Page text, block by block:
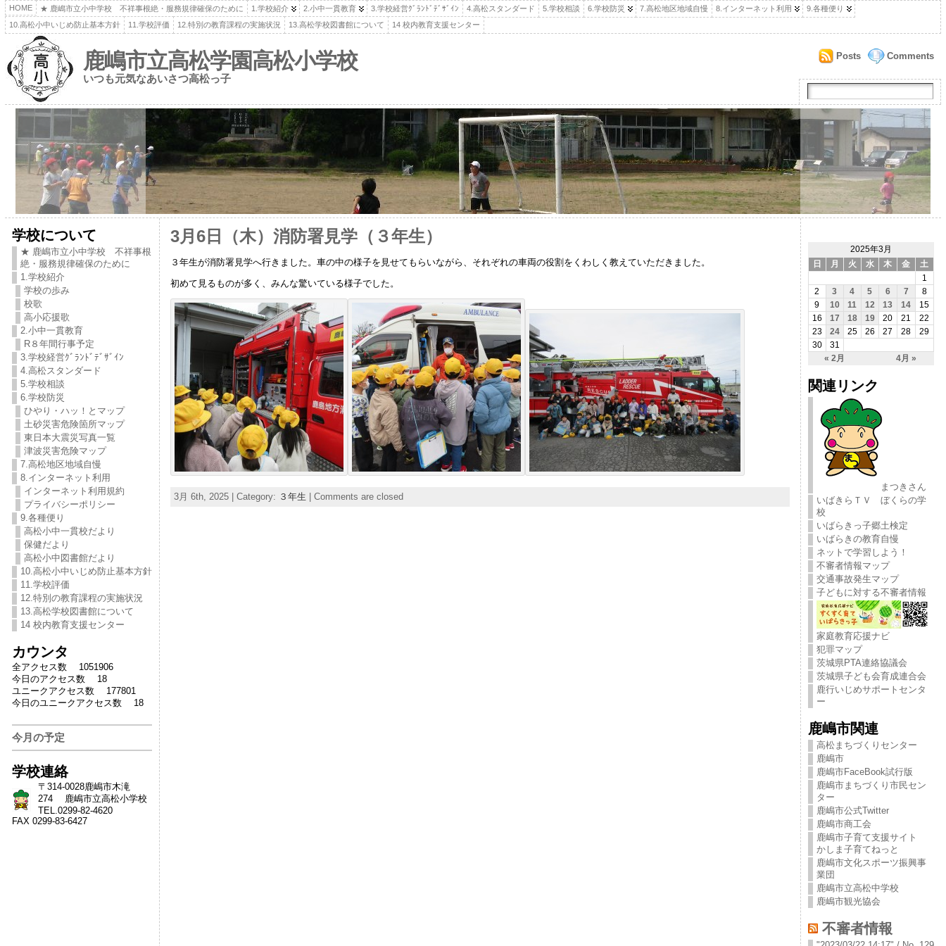
HOME ★ 鹿嶋市立小中学校 不祥事根絶・服務規律確保のために 1.学校紹介 2.小中一貫教育 3.学校経営ｸﾞﾗﾝﾄﾞﾃﾞｻﾞｲﾝ 4.高松スタンダード 5.学校相談 6.学校防災 7.高松地区地域自慢 8.インターネット利用
9.各種便り
10.高松小中いじめ防止基本方針
11.学校評価 12.特別の教育課程の実施状況 13.高松学校図書館について 14 校内教育支援センター
鹿嶋市立高松学園高松小学校
いつも元気なあいさつ高松っ子
Comments
Posts
学校について
★ 鹿嶋市立小中学校 不祥事根
絶・服務規律確保のために
1.学校紹介
学校の歩み
校歌
高小応援歌
2.小中一貫教育
R８年間行事予定
3.学校経営ｸﾞﾗﾝﾄﾞﾃﾞｻﾞｲﾝ
4.高松スタンダード
5.学校相談
6.学校防災
ひやり・ハッ！とマップ
土砂災害危険箇所マップ
東日本大震災写真一覧
津波災害危険マップ
7.高松地区地域自慢
8.インターネット利用
インターネット利用規約
プライバシーポリシー
9.各種便り
高松小中一貫校だより
保健だより
高松小中図書館だより
10.高松小中いじめ防止基本方針
11.学校評価
12.特別の教育課程の実施状況
13.高松学校図書館について
14 校内教育支援センター
カウンタ
全アクセス数 1051906
今日のアクセス数 18
ユニークアクセス数 177801
今日のユニークアクセス数 18
今月の予定
学校連絡
〒314-0028鹿嶋市木滝
274 鹿嶋市立高松小学校
TEL.0299-82-4620
FAX 0299-83-6427
3月6日（木）消防署見学（３年生）
３年生が消防署見学へ行きました。車の中の様子を見せてもらいながら、それぞれの車両の役割をくわしく教えていただきました。
初めて見るものが多く、みんな驚いている様子でした。
3月 6th, 2025 | Category: ３年生 Comments are closed
2025年3月
日
月 火 水 木 金 土
« 2月 4月 »
1
2
3 4 5 6 7
8
9
10 11 12 13 14
15
16
17 18 19 20 21
22
23
24 25 26 27 28
29
30
31
関連リンク
まつきさん
いばきらＴＶ ぼくらの学
校
いばらきっ子郷土検定
いばらきの教育自慢
ネットで学習しよう！
不審者情報マップ
交通事故発生マップ
子どもに対する不審者情報
家庭教育応援ナビ
犯罪マップ
茨城県PTA連絡協議会
茨城県子ども会育成連合会
鹿行いじめサポートセンタ
ー
鹿嶋市関連
高松まちづくりセンター
鹿嶋市
鹿嶋市FaceBook試行版
鹿嶋市まちづくり市民セン
ター
鹿嶋市公式Twitter
鹿嶋市商工会
鹿嶋市子育て支援サイト
かしま子育てねっと
鹿嶋市文化スポーツ振興事
業団
鹿嶋市立高松中学校
鹿嶋市観光協会
不審者情報